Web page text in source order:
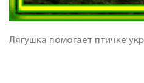
Лягушка помогает птичке